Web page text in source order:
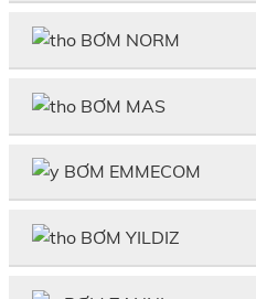
BƠM NORM
BƠM MAS
BƠM EMMECOM
BƠM YILDIZ